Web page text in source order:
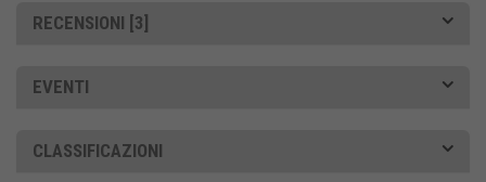
RECENSIONI [3]
EVENTI
CLASSIFICAZIONI